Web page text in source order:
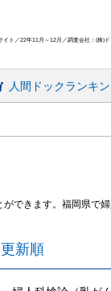
ト／22年11月～12月／調査会社：(株)ド
人間ドックランキ
できます。 福岡県で
更新順